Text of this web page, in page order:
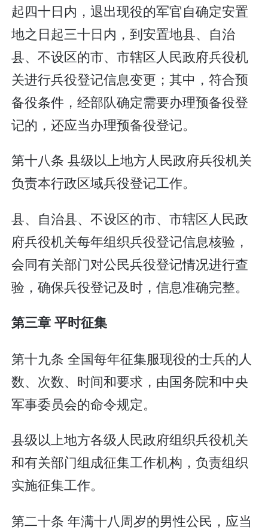
起四十日内，退出现役的军官自确定安置
地之日起三十日内，到安置地县、自治
县、不设区的市、市辖区人民政府兵役机
关进行兵役登记信息变更；其中，符合预
备役条件，经部队确定需要办理预备役登
记的，还应当办理预备役登记。
第十八条 县级以上地方人民政府兵役机关
负责本行政区域兵役登记工作。
县、自治县、不设区的市、市辖区人民政
府兵役机关每年组织兵役登记信息核验，
会同有关部门对公民兵役登记情况进行查
验，确保兵役登记及时，信息准确完整。
第三章 平时征集
第十九条 全国每年征集服现役的士兵的人
数、次数、时间和要求，由国务院和中央
军事委员会的命令规定。
县级以上地方各级人民政府组织兵役机关
和有关部门组成征集工作机构，负责组织
实施征集工作。
第二十条 年满十八周岁的男性公民，应当